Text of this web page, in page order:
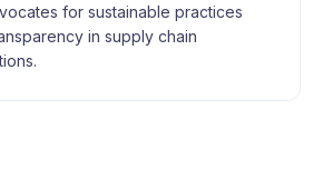
for sustainable practices
in supply chain